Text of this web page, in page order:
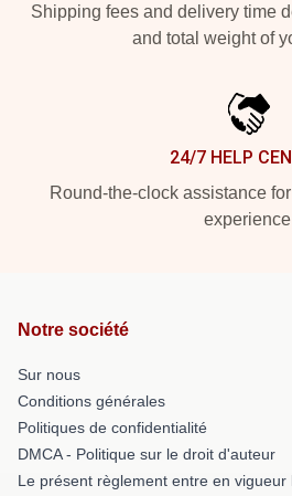
Shipping fees and delivery time
and total weight of
24/7 HELP
Round-the-clock assistance
experience
Notre société
Sur nous
Conditions générales
Politiques de confidentialité
DMCA - Politique sur le droit d'auteur
Le présent règlement entre en